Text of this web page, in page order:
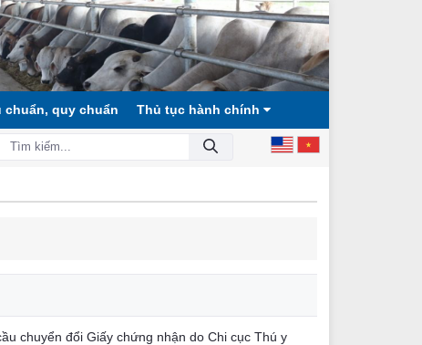
chuẩn, quy chuẩn Thủ tục hành chính
XÃ HỘI CÔNG BẰNG, DÂN CHỦ, VĂN MINH!
chuyển đổi Giấy chứng nhận do Chi cục Thú y